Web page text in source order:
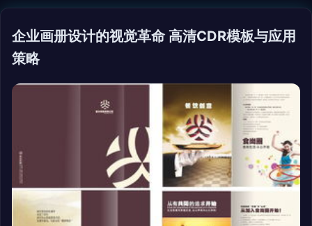
企业画册设计的视觉革命 高清CDR模板与应用
策略